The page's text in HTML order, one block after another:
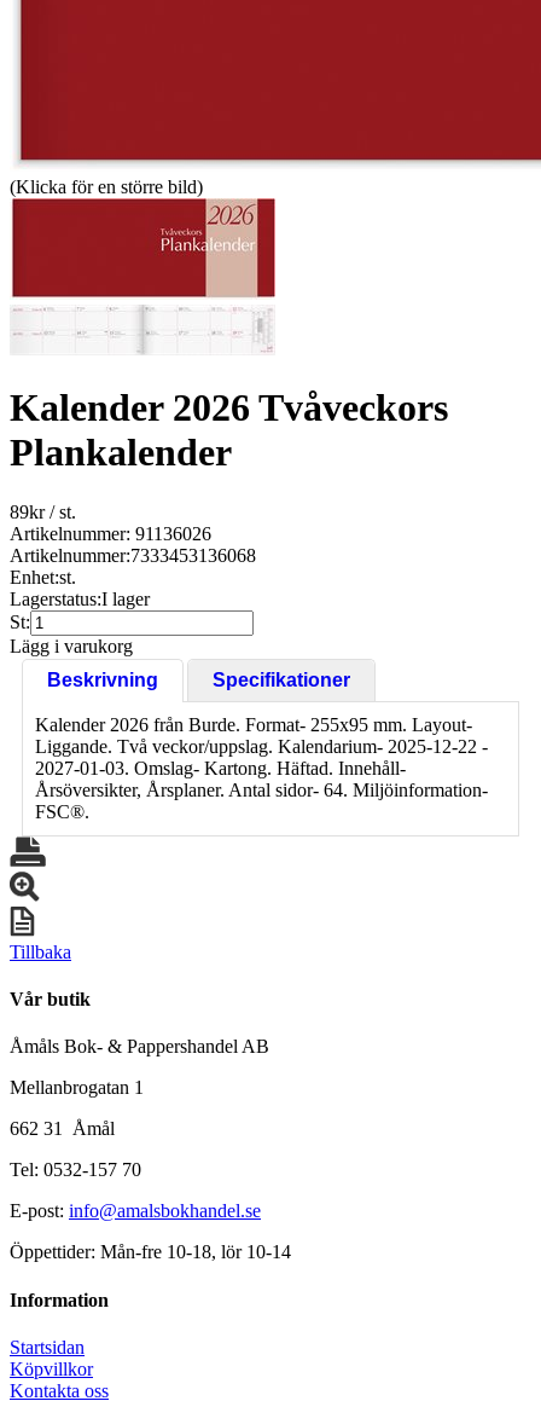
(Klicka för en större bild)
Kalender 2026 Tvåveckors
Plankalender
89kr/ st.
Artikelnummer: 91136026
Artikelnummer:7333453136068
Enhet:st.
Lagerstatus:I lager
St:
Lägg i varukorg
Beskrivning
Specifikationer
Kalender 2026 från Burde. Format- 255x95 mm. Layout-
Liggande. Två veckor/uppslag. Kalendarium- 2025-12-22 -
2027-01-03. Omslag- Kartong. Häftad. Innehåll-
Årsöversikter, Årsplaner. Antal sidor- 64. Miljöinformation-
FSC®.
Tillbaka
Vår butik
Åmåls Bok- & Pappershandel AB
Mellanbrogatan 1
662 31 Åmål
Tel: 0532-157 70
E-post: info@amalsbokhandel.se
Öppettider: Mån-fre 10-18, lör 10-14
Information
Startsidan
Köpvillkor
Kontakta oss